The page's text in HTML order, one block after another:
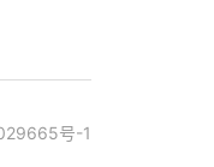
号-1